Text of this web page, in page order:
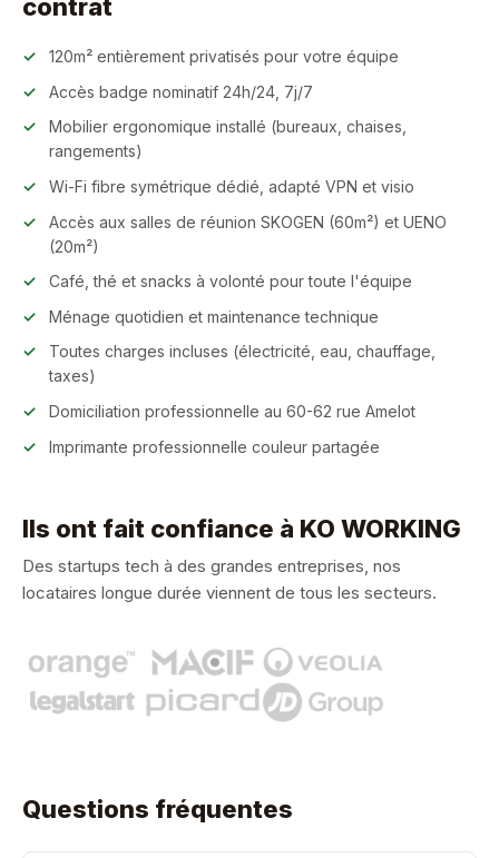
contrat
120m² entièrement privatisés pour votre équipe
Accès badge nominatif 24h/24, 7j/7
Mobilier ergonomique installé (bureaux, chaises,
rangements)
Wi-Fi fibre symétrique dédié, adapté VPN et visio
Accès aux salles de réunion SKOGEN (60m²) et UENO
(20m²)
Café, thé et snacks à volonté pour toute l'équipe
Ménage quotidien et maintenance technique
Toutes charges incluses (électricité, eau, chauffage,
taxes)
Domiciliation professionnelle au 60-62 rue Amelot
Imprimante professionnelle couleur partagée
Ils ont fait confiance à KO WORKING
Des startups tech à des grandes entreprises, nos
locataires longue durée viennent de tous les secteurs.
Questions fréquentes